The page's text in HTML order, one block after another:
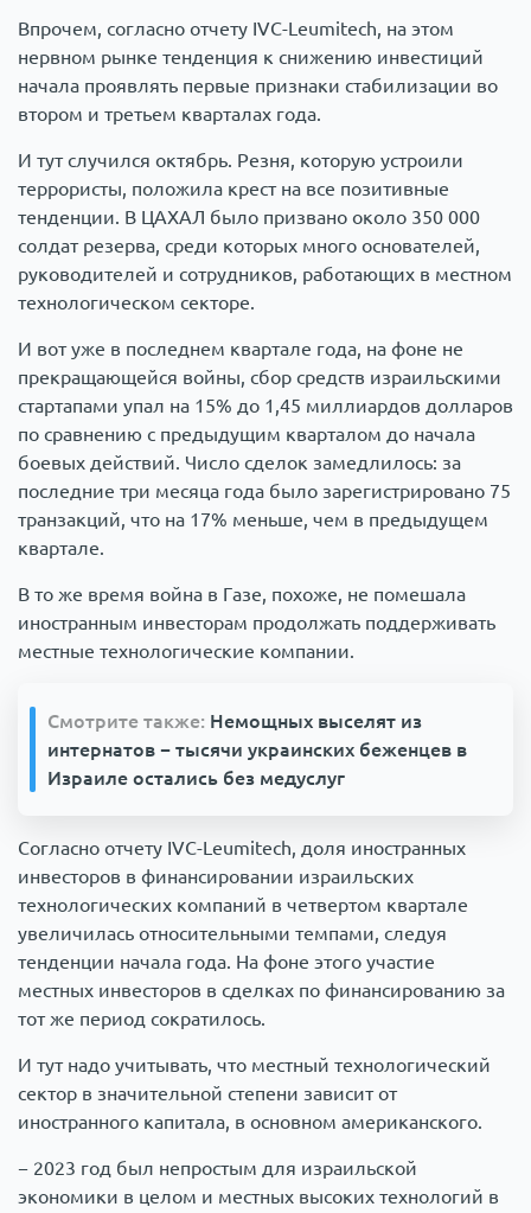
Впрочем, согласно отчету IVC-Leumitech, на этом
нервном рынке тенденция к снижению инвестиций
начала проявлять первые признаки стабилизации во
втором и третьем кварталах года.
И тут случился октябрь. Резня, которую устроили
террористы, положила крест на все позитивные
тенденции. В ЦАХАЛ было призвано около 350 000
солдат резерва, среди которых много основателей,
руководителей и сотрудников, работающих в местном
технологическом секторе.
И вот уже в последнем квартале года, на фоне не
прекращающейся войны, сбор средств израильскими
стартапами упал на 15% до 1,45 миллиардов долларов
по сравнению с предыдущим кварталом до начала
боевых действий. Число сделок замедлилось: за
последние три месяца года было зарегистрировано 75
транзакций, что на 17% меньше, чем в предыдущем
квартале.
В то же время война в Газе, похоже, не помешала
иностранным инвесторам продолжать поддерживать
местные технологические компании.
Смотрите также: Немощных выселят из
интернатов − тысячи украинских беженцев в
Израиле остались без медуслуг
Согласно отчету IVC-Leumitech, доля иностранных
инвесторов в финансировании израильских
технологических компаний в четвертом квартале
увеличилась относительными темпами, следуя
тенденции начала года. На фоне этого участие
местных инвесторов в сделках по финансированию за
тот же период сократилось.
И тут надо учитывать, что местный технологический
сектор в значительной степени зависит от
иностранного капитала, в основном американского.
− 2023 год был непростым для израильской
экономики в целом и местных высоких технологий в